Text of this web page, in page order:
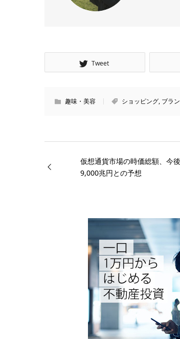
Tweet
趣味・美容 ショッピング, ブラ
仮想通貨市場の時価総額、今
9,000兆円との予想